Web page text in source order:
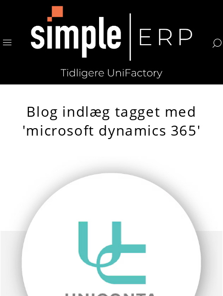
Blog indlæg tagget med
'microsoft dynamics 365'